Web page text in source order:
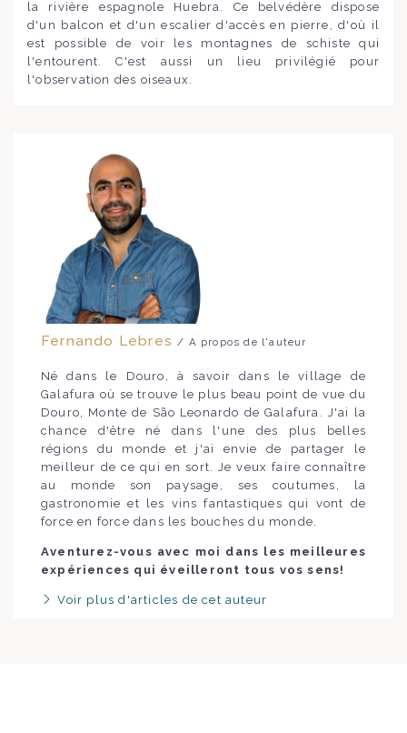
la rivière espagnole Huebra. Ce belvédère dispose
d'un balcon et d'un escalier d'accès en pierre, d'où il
est possible de voir les montagnes de schiste qui
l'entourent. C'est aussi un lieu privilégié pour
l'observation des oiseaux.
Fernando Lebres / A propos de l'auteur
Né dans le Douro, à savoir dans le village de
Galafura où se trouve le plus beau point de vue du
Douro, Monte de São Leonardo de Galafura. J'ai la
chance d'être né dans l'une des plus belles
régions du monde et j'ai envie de partager le
meilleur de ce qui en sort. Je veux faire connaître
au monde son paysage, ses coutumes, la
gastronomie et les vins fantastiques qui vont de
force en force dans les bouches du monde.
Aventurez-vous avec moi dans les meilleures
expériences qui éveilleront tous vos sens!
Voir plus d'articles de cet auteur